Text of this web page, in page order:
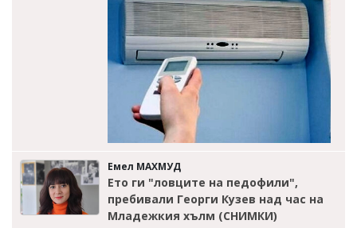
Емел МАХМУД
Ето ги "ловците на педофили",
пребивали Георги Кузев над час на
Младежкия хълм (СНИМКИ)